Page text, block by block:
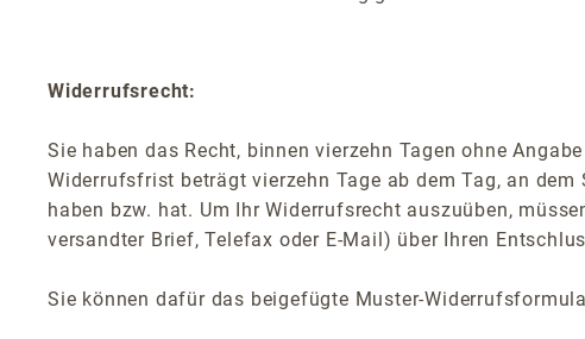
Widerrufsrecht:
Sie haben das Recht, binnen vierzehn Tagen ohne
Widerrufsfrist beträgt vierzehn Tage ab dem Tag, an
haben bzw. hat. Um Ihr Widerrufsrecht auszuüben,
versandter Brief, Telefax oder E-Mail) über Ihren
Sie können dafür das beigefügte Muster-